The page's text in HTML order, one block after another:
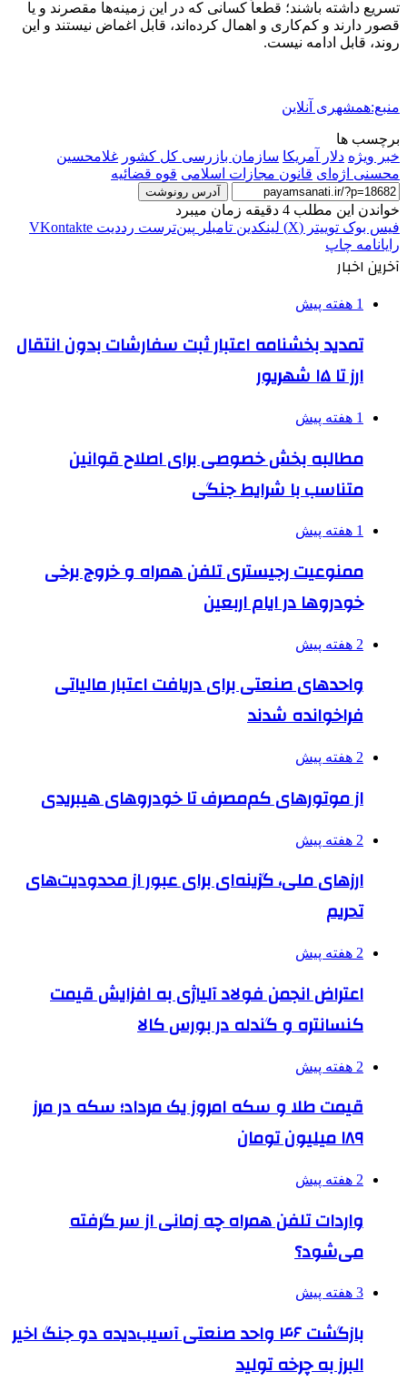
تسریع داشته باشند؛ قطعاً کسانی که در این زمینه‌ها مقصرند و یا
قصور دارند و کم‌کاری و اهمال کرده‌اند، قابل اغماض نیستند و این
روند، قابل ادامه نیست.
منبع:همشهری آنلاین
برچسب ها
خبر ویژه دلار آمريكا سازمان بازرسی کل کشور غلامحسین
محسنی‌ اژه‌ای قانون مجازات اسلامی قوه قضائیه
آدرس رونوشت
خواندن این مطلب 4 دقیقه زمان میبرد
فیس بوک توییتر (X) لینکدین ‫تامبلر ‫پین‌ترست ‫رددیت ‫VKontakte
رایانامه چاپ
آخرین اخبار
1 هفته پیش
تمدید بخشنامه اعتبار ثبت سفارشات بدون انتقال
ارز تا ۱۵ شهریور
1 هفته پیش
مطالبه بخش خصوصی برای اصلاح قوانین
متناسب با شرایط جنگی
1 هفته پیش
ممنوعیت رجیستری تلفن همراه و خروج برخی
خودروها در ایام اربعین
2 هفته پیش
واحدهای صنعتی برای دریافت اعتبار مالیاتی
فراخوانده شدند
2 هفته پیش
از موتورهای کم‌مصرف تا خودروهای هیبریدی
2 هفته پیش
ارزهای ملی، گزینه‌ای برای عبور از محدودیت‌های
تحریم
2 هفته پیش
اعتراض انجمن فولاد آلیاژی به افزایش قیمت
کنسانتره و گندله در بورس کالا
2 هفته پیش
قیمت طلا و سکه امروز یک مرداد؛ سکه در مرز
۱۸۹ میلیون تومان
2 هفته پیش
واردات تلفن همراه چه زمانی از سر گرفته
می‌شود؟
3 هفته پیش
بازگشت ۴۶ واحد صنعتی آسیب‌دیده دو جنگ اخیر
البرز به چرخه تولید